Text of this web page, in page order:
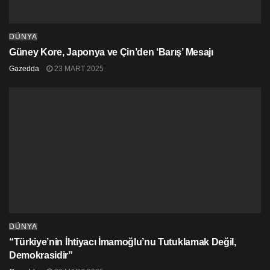
geçerken, orman da bizim içimizden geçiyorsa ve
bunların hepsi son model bir arabaya binmekten daha
çok keyif veriyorsa bize, var mıdır bize de yaşamak için bir
DÜNYA
Güney Kore, Japonya ve Çin’den ‘Barış’ Mesajı
Gazedda 23 MART 2025
DÜNYA
“Türkiye’nin İhtiyacı İmamoğlu’nu Tutuklamak Değil,
Demokrasidir”